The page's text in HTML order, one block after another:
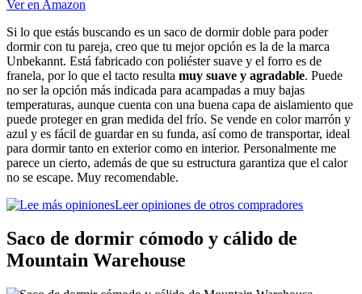
Ver en Amazon
Si lo que estás buscando es un saco de dormir doble para poder
dormir con tu pareja, creo que tu mejor opción es la de la marca
Unbekannt. Está fabricado con poliéster suave y el forro es de
franela, por lo que el tacto resulta muy suave y agradable. Puede
no ser la opción más indicada para acampadas a muy bajas
temperaturas, aunque cuenta con una buena capa de aislamiento que
puede proteger en gran medida del frío. Se vende en color marrón y
azul y es fácil de guardar en su funda, así como de transportar, ideal
para dormir tanto en exterior como en interior. Personalmente me
parece un cierto, además de que su estructura garantiza que el calor
no se escape. Muy recomendable.
Leer opiniones de otros compradores
Saco de dormir cómodo y cálido de
Mountain Warehouse